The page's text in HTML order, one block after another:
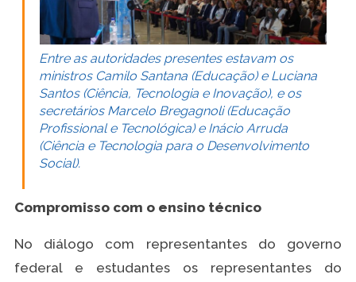
Entre as autoridades presentes estavam os
ministros Camilo Santana (Educação) e Luciana
Santos (Ciência, Tecnologia e Inovação), e os
secretários Marcelo Bregagnoli (Educação
Profissional e Tecnológica) e Inácio Arruda
(Ciência e Tecnologia para o Desenvolvimento
Social).
Compromisso com o ensino técnico
No diálogo com representantes do governo
federal e estudantes os representantes do